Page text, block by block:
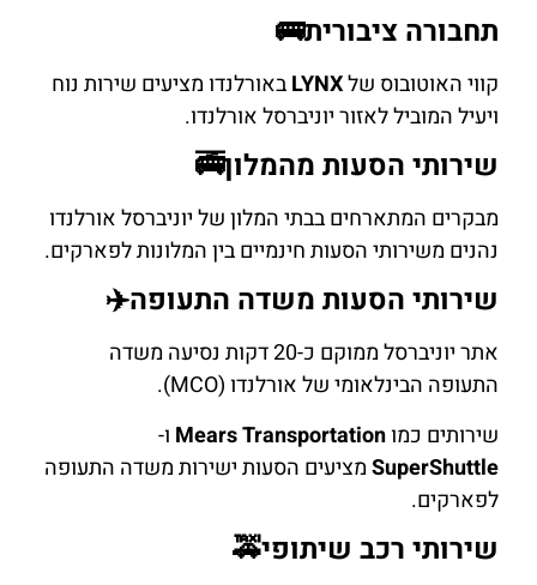
תחבורה ציבורית🚌
קווי האוטובוס שלLYNXבאורלנדו מציעים שירות נוח
ויעיל המוביל לאזור יוניברסל אורלנדו.
שירותי הסעות מהמלון🚎
מבקרים המתארחים בבתי המלון של יוניברסל אורלנדו
נהנים משירותי הסעות חינמיים בין המלונות לפארקים.
שירותי הסעות משדה התעופה✈️
אתר יוניברסל ממוקם כ-20 דקות נסיעה משדה
התעופה הבינלאומי של אורלנדו (MCO).
שירותים כמוMears Transportation ו-
SuperShuttleמציעים הסעות ישירות משדה התעופה
לפארקים.
שירותי רכב שיתופי🚕